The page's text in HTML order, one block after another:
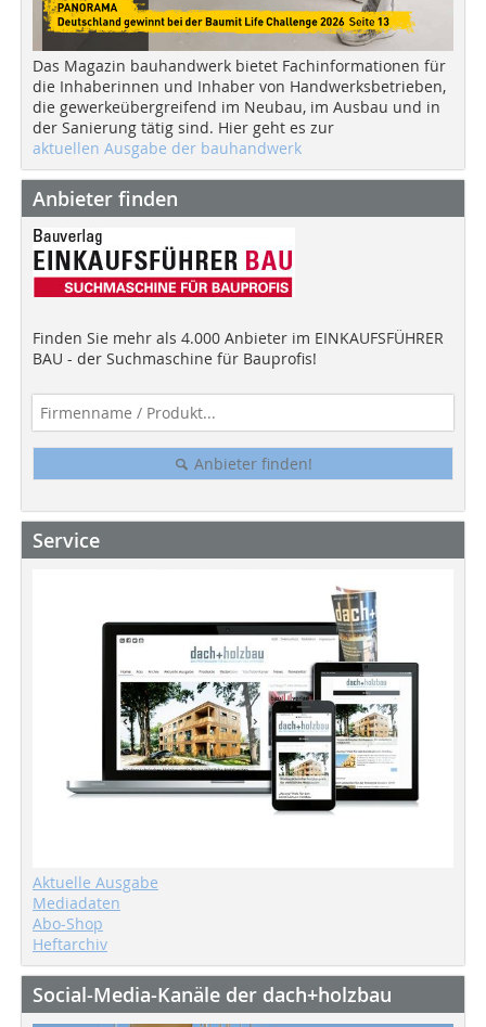
Das Magazin bauhandwerk bietet Fachinformationen für
die Inhaberinnen und Inhaber von Handwerksbetrieben,
die gewerkeübergreifend im Neubau, im Ausbau und in
der Sanierung tätig sind. Hier geht es zur
aktuellen Ausgabe der bauhandwerk
Anbieter finden
Finden Sie mehr als 4.000 Anbieter im EINKAUFSFÜHRER
BAU - der Suchmaschine für Bauprofis!
Anbieter finden!
Service
Aktuelle Ausgabe
Mediadaten
Abo-Shop
Heftarchiv
Social-Media-Kanäle der dach+holzbau